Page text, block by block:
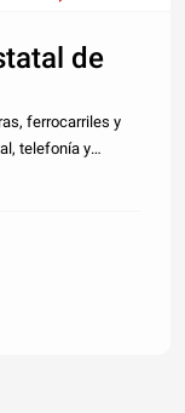
de
ferrocarriles y
telefonía y